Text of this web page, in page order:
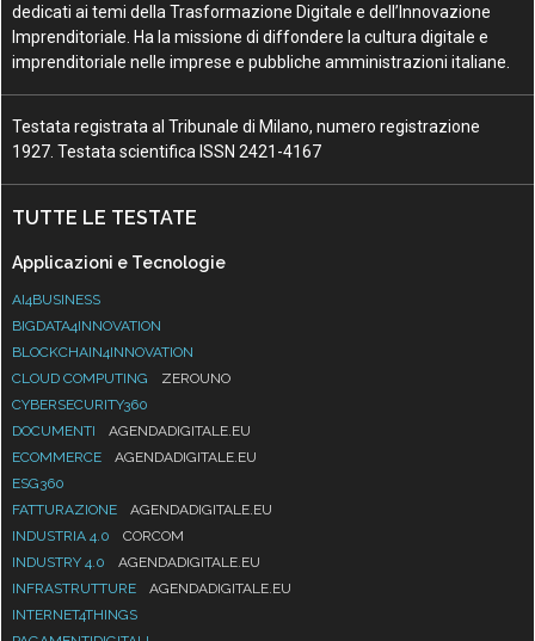
dedicati ai temi della Trasformazione Digitale e dell’Innovazione
Imprenditoriale. Ha la missione di diffondere la cultura digitale e
imprenditoriale nelle imprese e pubbliche amministrazioni italiane.
Testata registrata al Tribunale di Milano, numero registrazione
1927. Testata scientifica ISSN 2421-4167
TUTTE LE TESTATE
Applicazioni e Tecnologie
AI4BUSINESS
BIGDATA4INNOVATION
BLOCKCHAIN4INNOVATION
CLOUD COMPUTING
ZEROUNO
CYBERSECURITY360
DOCUMENTI
AGENDADIGITALE.EU
ECOMMERCE
AGENDADIGITALE.EU
ESG360
FATTURAZIONE
AGENDADIGITALE.EU
INDUSTRIA 4.0
CORCOM
INDUSTRY 4.0
AGENDADIGITALE.EU
INFRASTRUTTURE
AGENDADIGITALE.EU
INTERNET4THINGS